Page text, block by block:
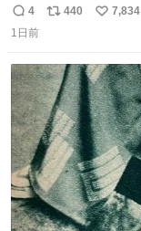
𝑩𝑰𝑮 𝑳𝑶𝑽𝑬＿＿
返
信
4
リ
ト
数
440
い
数
7,834
1日前